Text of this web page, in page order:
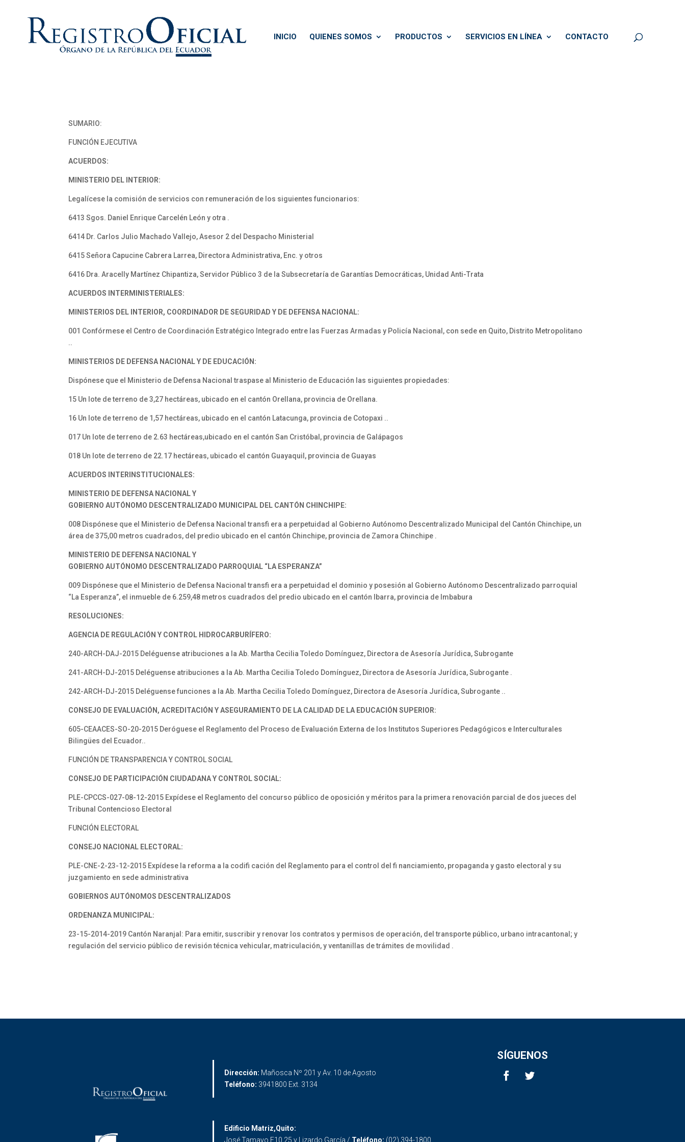
INICIO QUIENES SOMOS PRODUCTOS SERVICIOS EN LÍNEA CONTACTO
SUMARIO:
FUNCIÓN EJECUTIVA
ACUERDOS:
MINISTERIO DEL INTERIOR:
Legalícese la comisión de servicios con remuneración de los siguientes funcionarios:
6413 Sgos. Daniel Enrique Carcelén León y otra .
6414 Dr. Carlos Julio Machado Vallejo, Asesor 2 del Despacho Ministerial
6415 Señora Capucine Cabrera Larrea, Directora Administrativa, Enc. y otros
6416 Dra. Aracelly Martínez Chipantiza, Servidor Público 3 de la Subsecretaría de Garantías Democráticas, Unidad Anti-Trata
ACUERDOS INTERMINISTERIALES:
MINISTERIOS DEL INTERIOR, COORDINADOR DE SEGURIDAD Y DE DEFENSA NACIONAL:
001 Confórmese el Centro de Coordinación Estratégico Integrado entre las Fuerzas Armadas y Policía Nacional, con sede en Quito, Distrito Metropolitano
..
MINISTERIOS DE DEFENSA NACIONAL Y DE EDUCACIÓN:
Dispónese que el Ministerio de Defensa Nacional traspase al Ministerio de Educación las siguientes propiedades:
15 Un lote de terreno de 3,27 hectáreas, ubicado en el cantón Orellana, provincia de Orellana.
16 Un lote de terreno de 1,57 hectáreas, ubicado en el cantón Latacunga, provincia de Cotopaxi ..
017 Un lote de terreno de 2.63 hectáreas,ubicado en el cantón San Cristóbal, provincia de Galápagos
018 Un lote de terreno de 22.17 hectáreas, ubicado el cantón Guayaquil, provincia de Guayas
ACUERDOS INTERINSTITUCIONALES:
MINISTERIO DE DEFENSA NACIONALY
GOBIERNO AUTÓNOMO DESCENTRALIZADO MUNICIPAL DEL CANTÓN CHINCHIPE:
008 Dispónese que el Ministerio de Defensa Nacional transfi era a perpetuidad al Gobierno Autónomo Descentralizado Municipal del Cantón Chinchipe, un
área de 375,00 metros cuadrados, del predio ubicado en el cantón Chinchipe, provincia de Zamora Chinchipe .
MINISTERIO DE DEFENSA NACIONALY
GOBIERNO AUTÓNOMO DESCENTRALIZADO PARROQUIAL “LA ESPERANZA”
009 Dispónese que el Ministerio de Defensa Nacional transfi era a perpetuidad el dominio y posesión al Gobierno Autónomo Descentralizado parroquial
“La Esperanza”, el inmueble de 6.259,48 metros cuadrados del predio ubicado en el cantón Ibarra, provincia de Imbabura
RESOLUCIONES:
AGENCIA DE REGULACIÓN Y CONTROL HIDROCARBURÍFERO:
240-ARCH-DAJ-2015 Deléguense atribuciones a la Ab. Martha Cecilia Toledo Domínguez, Directora de Asesoría Jurídica, Subrogante
241-ARCH-DJ-2015 Deléguense atribuciones a la Ab. Martha Cecilia Toledo Domínguez, Directora de Asesoría Jurídica, Subrogante .
242-ARCH-DJ-2015 Deléguense funciones a la Ab. Martha Cecilia Toledo Domínguez, Directora de Asesoría Jurídica, Subrogante ..
CONSEJO DE EVALUACIÓN,ACREDITACIÓN Y ASEGURAMIENTO DE LA CALIDAD DE LA EDUCACIÓN SUPERIOR:
605-CEAACES-SO-20-2015 Deróguese el Reglamento del Proceso de Evaluación Externa de los Institutos Superiores Pedagógicos e Interculturales
Bilingües del Ecuador..
FUNCIÓN DE TRANSPARENCIA Y CONTROL SOCIAL
CONSEJO DE PARTICIPACIÓN CIUDADANA Y CONTROL SOCIAL:
PLE-CPCCS-027-08-12-2015 Expídese el Reglamento del concurso público de oposición y méritos para la primera renovación parcial de dos jueces del
Tribunal Contencioso Electoral
FUNCIÓN ELECTORAL
CONSEJO NACIONAL ELECTORAL:
PLE-CNE-2-23-12-2015 Expídese la reforma a la codifi cación del Reglamento para el control del fi nanciamiento, propaganda y gasto electoral y su
juzgamiento en sede administrativa
GOBIERNOS AUTÓNOMOS DESCENTRALIZADOS
ORDENANZA MUNICIPAL:
23-15-2014-2019 Cantón Naranjal: Para emitir, suscribir y renovar los contratos y permisos de operación, del transporte público, urbano intracantonal; y
regulación del servicio público de revisión técnica vehicular, matriculación, y ventanillas de trámites de movilidad .
Dirección: Mañosca Nº 201 y Av. 10 de Agosto
Teléfono: 3941800 Ext. 3134
SÍGUENOS
Edificio Matriz,Quito:
José Tamayo E10 25 y Lizardo García / Teléfono: (02) 394-1800